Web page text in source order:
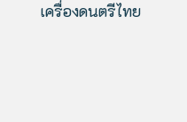
เครื่องดนตรีไทย